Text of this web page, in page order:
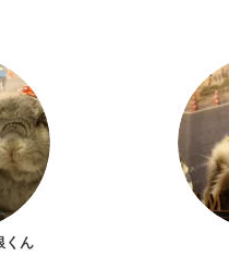
くん